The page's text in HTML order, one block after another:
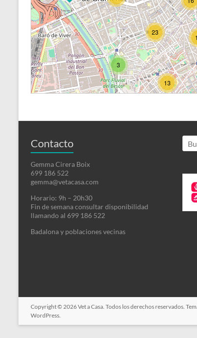
23
3
13
Contacto
Gemma Cirera Boix
699 186 522
gemma@vetacasa.com
Horario: 9h – 20h30
Fin de semana consultar disponibilidad
llamando al 699 186 522
Badalona y poblaciones vecinas
Copyright © 2026Vet a Casa. Todos los derechos reservados.
WordPress.